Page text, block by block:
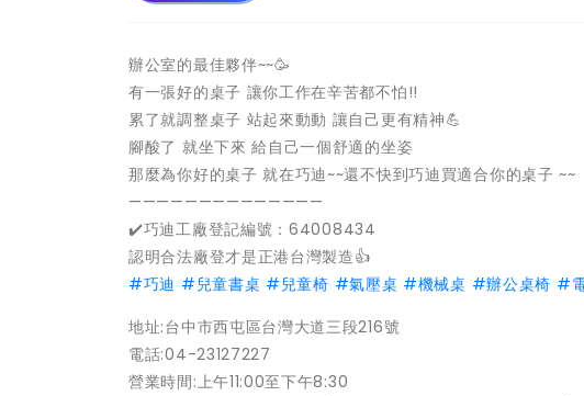
辦公室的最佳夥伴~~🥳
有一張好的桌子 讓你工作在辛苦都不怕!!
累了就調整桌子 站起來動動 讓自己更有精神💪
腳酸了 就坐下來 給自己一個舒適的坐姿
那麼為你好的桌子 就在巧迪~~還不快到巧迪買適合你的桌子 ~~
——————————————
✔️巧迪工廠登記編號：64008434
認明合法廠登才是正港台灣製造👍
#巧迪 # 兒童書桌 # 兒童椅 #氣壓桌 #機械桌 #辦公桌椅 #
地址:台中市西屯區台灣大道三段216號
電話:04-23127227
營業時間:上午11:00至下午8:30